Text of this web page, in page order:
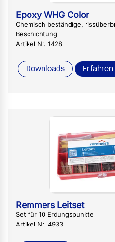
Epoxy WHG Color
Chemisch beständige,
Beschichtung
Artikel Nr. 1428
Downloads
Remmers Leitset
Set für 10 Erdungspunkte
Artikel Nr. 4933